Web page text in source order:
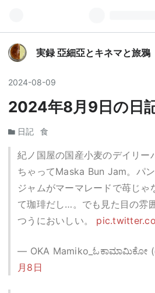
実録 亞細亞とキネマと旅鴉
2024-08-09
2024年8月9日の日
日記 食
紀ノ国屋の国産小麦のデイリー
ちゃってMaska Bun Jam。パン
ジャムがマーマレードで苺じゃ
て珈琲だし…。でも見た目の雰
つうにおいしい。
— OKA Mamiko_ಓಕಾಮಾಮಿಕೋ
月8日